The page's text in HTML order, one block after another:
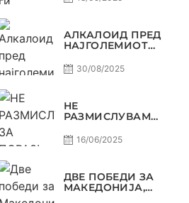
АЛКАЛОИД ПРЕД
НАЈГОЛЕМИОТ
ПРЕДИЗВИК!
30/08/2025
НЕ
РАЗМИСЛУВАМЕ
СТОЈАНОВИЌ
16/06/2025
ДВЕ ПОБЕДИ ЗА
МАКЕДОНИЈА,